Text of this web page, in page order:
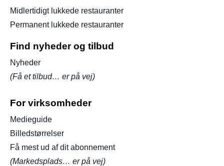
Midlertidigt lukkede restauranter
Permanent lukkede restauranter
Find nyheder og tilbud
Nyheder
(Få et tilbud… er på vej)
For virksomheder
Medieguide
Billedstørrelser
Få mest ud af dit abonnement
(Markedsplads… er på vej)